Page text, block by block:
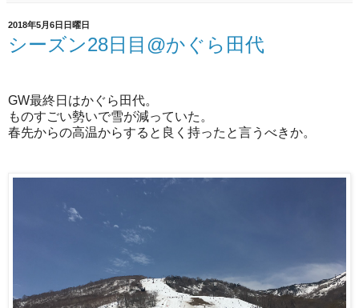
2018年5月6日日曜日
シーズン28日目@かぐら田代
GW最終日はかぐら田代。
ものすごい勢いで雪が減っていた。
春先からの高温からすると良く持ったと言うべきか。